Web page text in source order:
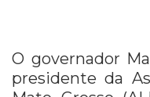
O governador
presidente da